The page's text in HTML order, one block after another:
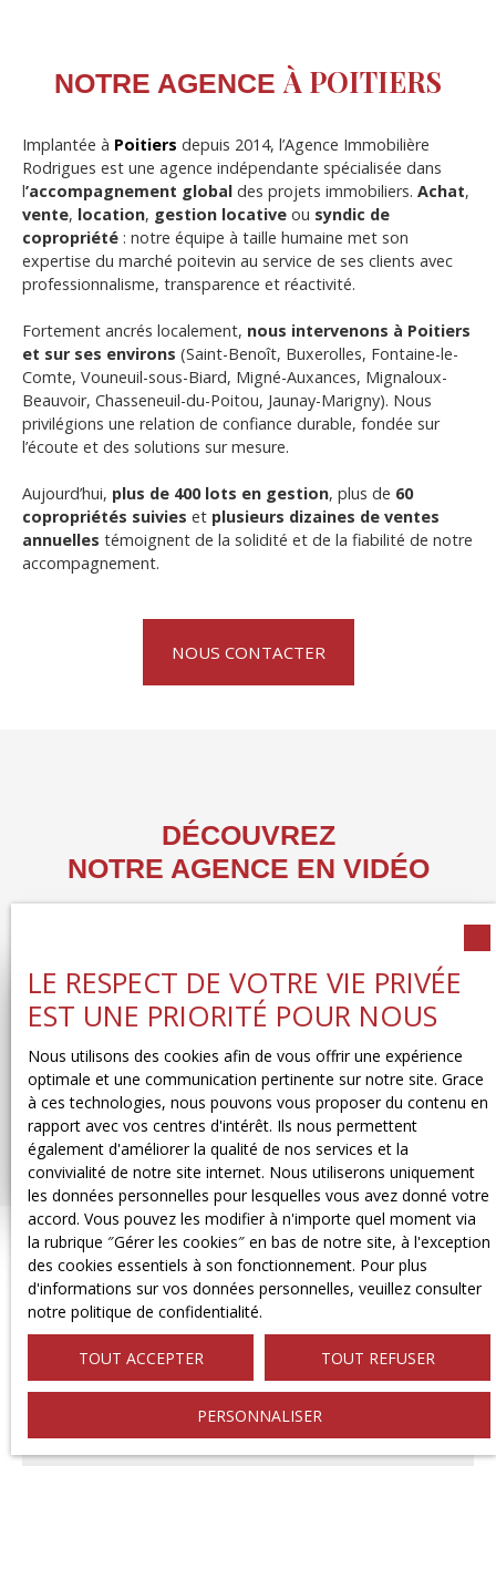
NOTRE AGENCE À POITIERS
Implantée à Poitiers depuis 2014, l’Agence Immobilière
Rodrigues est une agence indépendante spécialisée dans
l’accompagnement global des projets immobiliers. Achat,
vente, location, gestion locative ou syndic de
copropriété : notre équipe à taille humaine met son
expertise du marché poitevin au service de ses clients avec
professionnalisme, transparence et réactivité.
Fortement ancrés localement, nous intervenons à Poitiers
et sur ses environs (Saint-Benoît, Buxerolles, Fontaine-le-
Comte, Vouneuil-sous-Biard, Migné-Auxances, Mignaloux-
Beauvoir, Chasseneuil-du-Poitou, Jaunay-Marigny). Nous
privilégions une relation de confiance durable, fondée sur
l’écoute et des solutions sur mesure.
Aujourd’hui, plus de 400 lots en gestion, plus de 60
copropriétés suivies et plusieurs dizaines de ventes
annuelles témoignent de la solidité et de la fiabilité de notre
accompagnement.
NOUS CONTACTER
DÉCOUVREZ
NOTRE AGENCE EN VIDÉO
NOS SERVICES
LE RESPECT DE VOTRE VIE PRIVÉE
EST UNE PRIORITÉ POUR NOUS
Nous utilisons des cookies afin de vous offrir une expérience
optimale et une communication pertinente sur notre site. Grace
à ces technologies, nous pouvons vous proposer du contenu en
rapport avec vos centres d'intérêt. Ils nous permettent
également d'améliorer la qualité de nos services et la
convivialité de notre site internet. Nous utiliserons uniquement
les données personnelles pour lesquelles vous avez donné votre
accord. Vous pouvez les modifier à n'importe quel moment via
la rubrique ″Gérer les cookies″ en bas de notre site, à l'exception
des cookies essentiels à son fonctionnement. Pour plus
d'informations sur vos données personnelles, veuillez consulter
notre politique de confidentialité.
TOUT ACCEPTER TOUT REFUSER
PERSONNALISER